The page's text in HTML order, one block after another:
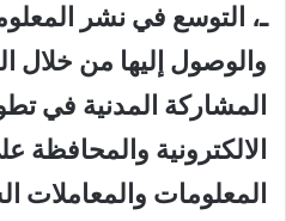
ـ، التوسع في نشر
والوصول إليها من خلال
المشاركة المدنية في
الالكترونية
المعلومات والمعاملات